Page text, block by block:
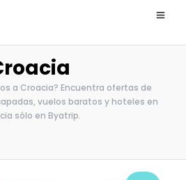
a Croacia? Encuentra ofertas de
vuelos baratos y hoteles en
sólo en Byatrip.